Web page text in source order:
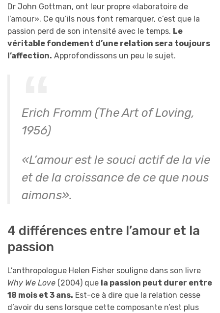
Dr John Gottman, ont leur propre «laboratoire de
l’amour». Ce qu’ils nous font remarquer, c’est que la
passion perd de son intensité avec le temps. Le
véritable fondement d’une relation sera toujours
l’affection. Approfondissons un peu le sujet.
Erich Fromm (The Art of Loving,
1956)
«L’amour est le souci actif de la vie
et de la croissance de ce que nous
aimons».
4 différences entre l’amour et la
passion
L’anthropologue Helen Fisher souligne dans son livre
Why We Love (2004) que la passion peut durer entre
18 mois et 3 ans. Est-ce à dire que la relation cesse
d’avoir du sens lorsque cette composante n’est plus